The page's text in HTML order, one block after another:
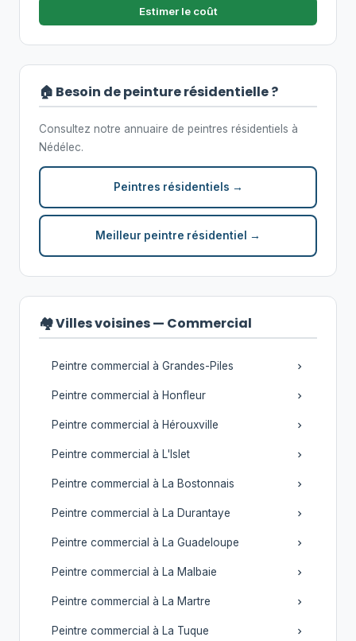
Estimer le coût
🏠 Besoin de peinture résidentielle ?
Consultez notre annuaire de peintres résidentiels à
Nédélec.
Peintres résidentiels →
Meilleur peintre résidentiel →
🏘️ Villes voisines — Commercial
Peintre commercial à Grandes-Piles
Peintre commercial à Honfleur
Peintre commercial à Hérouxville
Peintre commercial à L'Islet
Peintre commercial à La Bostonnais
Peintre commercial à La Durantaye
Peintre commercial à La Guadeloupe
Peintre commercial à La Malbaie
Peintre commercial à La Martre
Peintre commercial à La Tuque